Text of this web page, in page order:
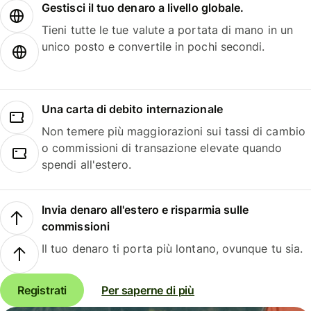
Gestisci il tuo denaro a livello globale.
Tieni tutte le tue valute a portata di mano in un
unico posto e convertile in pochi secondi.
Una carta di debito internazionale
Non temere più maggiorazioni sui tassi di cambio
o commissioni di transazione elevate quando
spendi all'estero.
Invia denaro all'estero e risparmia sulle
commissioni
Il tuo denaro ti porta più lontano, ovunque tu sia.
Registrati Per saperne di più